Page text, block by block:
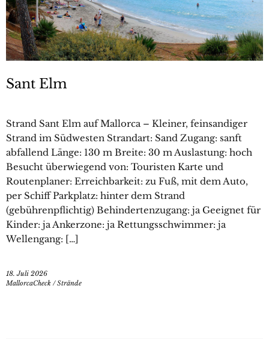
Sant Elm
Strand Sant Elm auf Mallorca – Kleiner, feinsandiger
Strand im Südwesten Strandart: Sand Zugang: sanft
abfallend Länge: 130 m Breite: 30 m Auslastung: hoch
Besucht überwiegend von: Touristen Karte und
Routenplaner: Erreichbarkeit: zu Fuß, mit dem Auto,
per Schiff Parkplatz: hinter dem Strand
(gebührenpflichtig) Behindertenzugang: ja Geeignet für
Kinder: ja Ankerzone: ja Rettungsschwimmer: ja
Wellengang: […]
18. Juli 2026
MallorcaCheck /Strände